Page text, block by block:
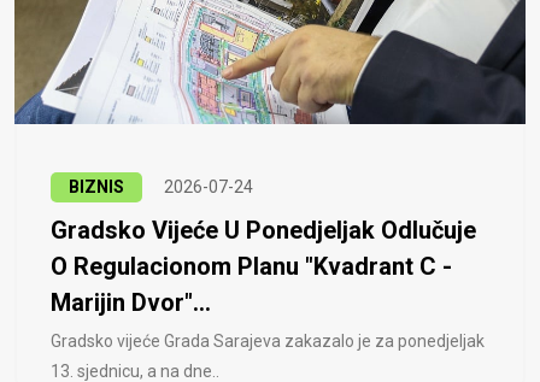
BIZNIS 2026-07-24
Gradsko Vijeće U Ponedjeljak Odlučuje
O Regulacionom Planu "Kvadrant C -
Marijin Dvor"...
Gradsko vijeće Grada Sarajeva zakazalo je za ponedjeljak
13. sjednicu, a na dne..